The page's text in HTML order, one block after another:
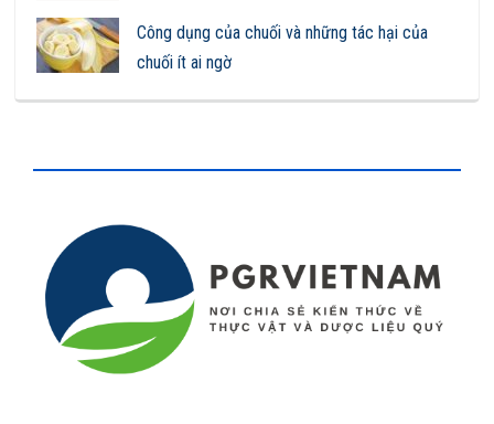
Công dụng của chuối và những tác hại của
chuối ít ai ngờ